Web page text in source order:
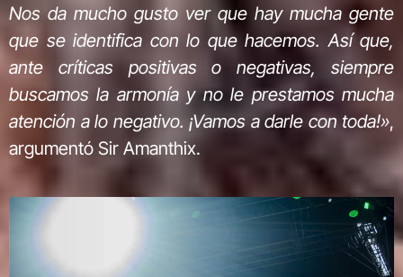
Nos da mucho gusto ver que hay mucha gente
que se identifica con lo que hacemos. Así que,
ante críticas positivas o negativas, siempre
buscamos la armonía y no le prestamos mucha
atención a lo negativo. ¡Vamos a darle con toda!»,
argumentó Sir Amanthix.